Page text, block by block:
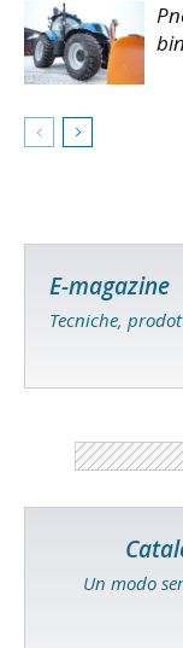
E-magazine
Tecniche,
Un modo